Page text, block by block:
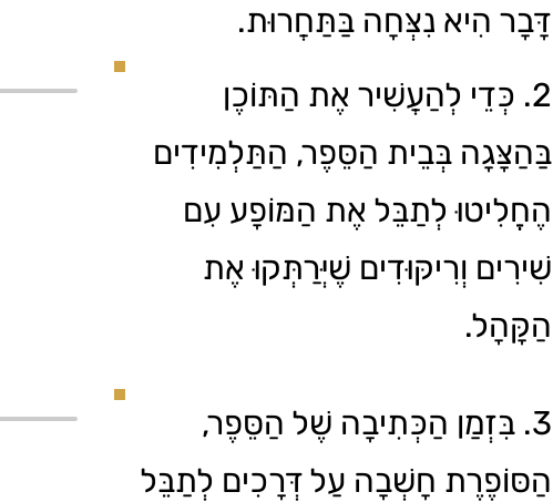
דָּבָר הִיא נִצְּחָה בַּתַּחֲרוּת.
2. כְּדֵי לְהַעֲשִׁיר אֶת הַתּוֹכֶן
בַּהַצָּגָה בְּבֵית הַסֵּפֶר, הַתַּלְמִידִים
הֶחֱלִיטוּ לְתַבֵּל אֶת הַמּוֹפָע עִם
שִׁירִים וְרִיקּוּדִים שֶׁיְּרַתְּקוּ אֶת
הַקָּהָל.
3. בִּזְמַן הַכְּתִיבָה שֶׁל הַסֵּפֶר,
הַסּוֹפֶרֶת חָשְׁבָה עַל דְּרָכִים לְתַבֵּל